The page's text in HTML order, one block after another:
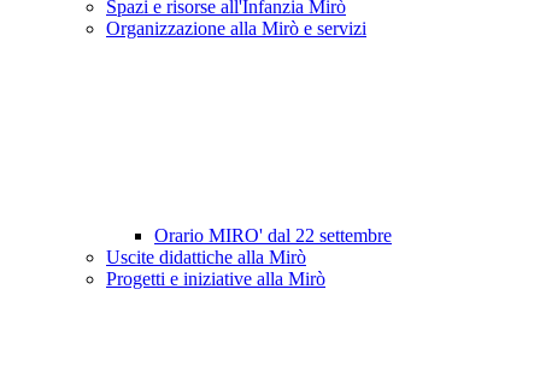
Spazi e risorse all'Infanzia Mirò
Organizzazione alla Mirò e servizi
Orario MIRO' dal 22 settembre
Uscite didattiche alla Mirò
Progetti e iniziative alla Mirò